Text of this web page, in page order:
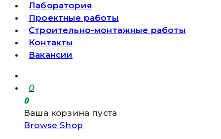
Лаборатория
Проектные работы
Строительно-монтажные работы
Контакты
Вакансии
0
0
Ваша корзина пуста
Browse Shop